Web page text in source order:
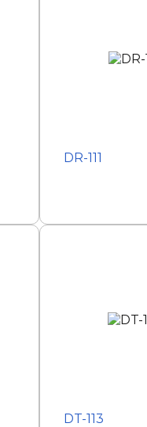
DR-111
DT-113